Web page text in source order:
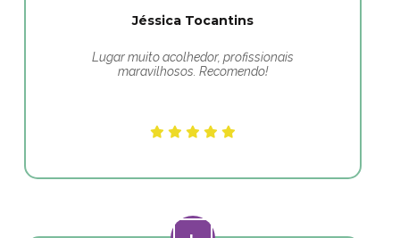
Jéssica Tocantins
Lugar muito acolhedor, profissionais
maravilhosos. Recomendo!